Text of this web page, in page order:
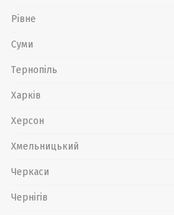
Рівне
Суми
Тернопіль
Харків
Херсон
Хмельницький
Черкаси
Чернігів